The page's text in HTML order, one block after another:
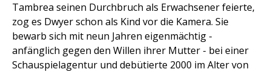
Tambrea seinen Durchbruch als Erwachsener feierte,
zog es Dwyer schon als Kind vor die Kamera. Sie
bewarb sich mit neun Jahren eigenmächtig -
anfänglich gegen den Willen ihrer Mutter - bei einer
Schauspielagentur und debütierte 2000 im Alter von